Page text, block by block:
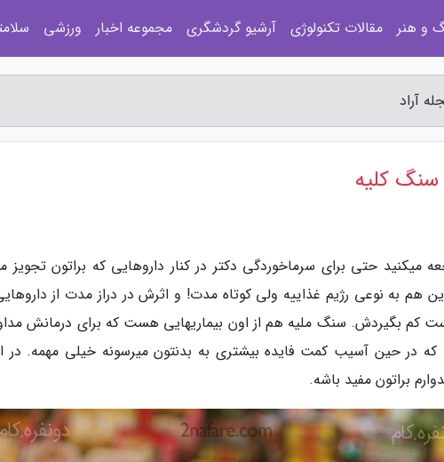
آراد
سنگ کلیه
میکنید حتی برای سرماخوردگی دکتر در کنار داروهایی که براتون تجویز
هم به نوعی رژیم غذاییه ولی کوتاه مدت! و اثرش در دراز مدت از
کم بگیردش. سنگ ملیه هم از اون بیماریهایی هست که برای درمانش
که در حین آسیب کمت فایده بیشتری به بدنتون میرسونه خیلی مهمه. در
براتون مفید باشه.
و هنر مقالات تکنولوژی آرشیو گردشگری مجموعه اخبار ورزشی